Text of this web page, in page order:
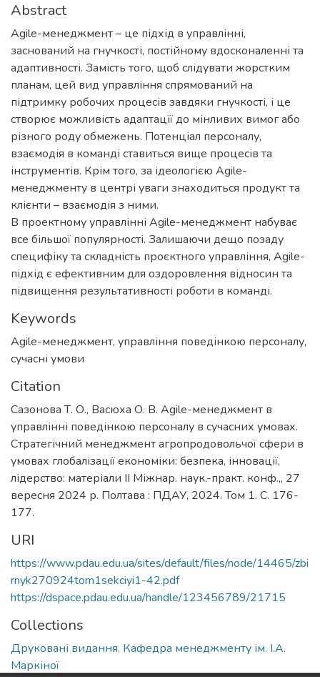
Abstract
Agile-менеджмент – це підхід в управлінні,
заснований на гнучкості, постійному вдосконаленні та
адаптивності. Замість того, щоб слідувати жорстким
планам, цей вид управління спрямований на
підтримку робочих процесів завдяки гнучкості, і це
створює можливість адаптації до мінливих вимог або
різного роду обмежень. Потенціал персоналу,
взаємодія в команді ставиться вище процесів та
інструментів. Крім того, за ідеологією Agile-
менеджменту в центрі уваги знаходиться продукт та
клієнти – взаємодія з ними.
В проектному управлінні Agile-менеджмент набуває
все більшої популярності. Залишаючи дещо позаду
специфіку та складність проєктного управління, Аgile-
підхід є ефективним для оздоровлення відносин та
підвищення результативності роботи в команді.
Keywords
Agile-менеджмент, управління поведінкою персоналу,
сучасні умови
Citation
Сазонова Т. О., Васюха О. В. Agile-менеджмент в
управлінні поведінкою персоналу в сучасних умовах.
Стратегічний менеджмент агропродовольчої сфери в
умовах глобалізації економіки: безпека, інновації,
лідерство: матеріали ІI Міжнар. наук.-практ. конф.,, 27
вересня 2024 р. Полтава : ПДАУ, 2024. Том 1. С. 176-
177.
URI
https://www.pdau.edu.ua/sites/default/files/node/14465/zbi
rnyk270924tom1sekciyi1-42.pdf
https://dspace.pdau.edu.ua/handle/123456789/21715
Collections
Друковані видання. Кафедра менеджменту ім. І.А.
Маркіної